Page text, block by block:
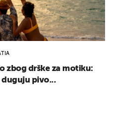
zbog drške za motiku:
duguju pivo...